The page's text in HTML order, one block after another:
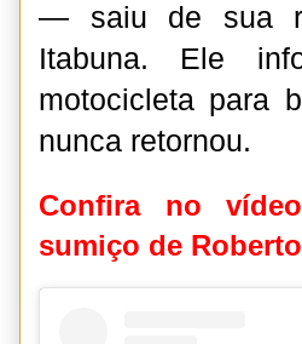
— saiu de sua
Itabuna. Ele
motocicleta para
nunca retornou.
Confira no
sumiço de